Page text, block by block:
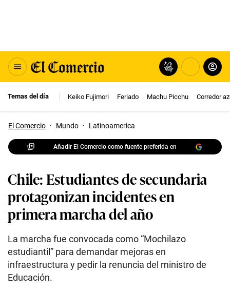
Temas del día Keiko Fujimori Feriado Machu Picchu Corredor
El Comercio · Mundo · Latinoamerica
Añadir El Comercio como fuente preferida en
Chile: Estudiantes de secundaria
protagonizan incidentes en
primera marcha del año
La marcha fue convocada como “Mochilazo
estudiantil” para demandar mejoras en
infraestructura y pedir la renuncia del ministro de
Educación.